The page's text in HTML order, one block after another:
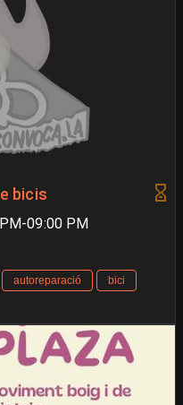
bicis
09:00 PM
autoreparació
bici